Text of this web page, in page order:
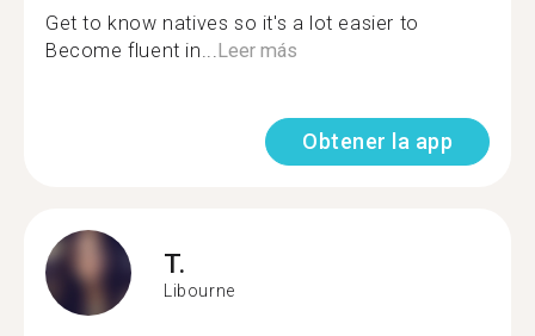
Get to know natives so it's a lot easier to
Become fluent in... Leer más
Obtener la app
T.
Libourne